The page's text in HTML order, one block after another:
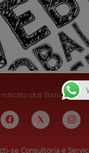
das 9h às 17h
dos Bancários
se Consultoria e